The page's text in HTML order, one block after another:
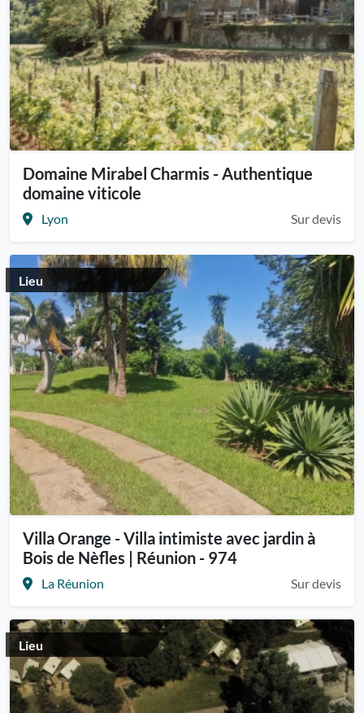
Domaine Mirabel Charmis - Authentique
domaine viticole
Lyon Sur devis
Lieu
Villa Orange - Villa intimiste avec jardin à
Bois de Nèfles | Réunion - 974
La Réunion Sur devis
Lieu